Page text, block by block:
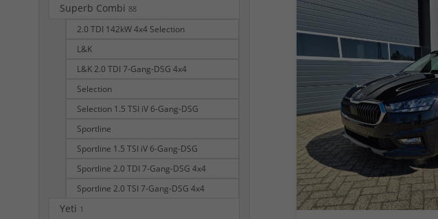
Superb Combi 88
2.0 TDI 142kW 4x4 Selection
L&K
L&K 2.0 TDI 7-Gang-DSG 4x4
Selection
Selection 1.5 TSI iV 6-Gang-DSG
Sportline
Sportline 1.5 TSI iV 6-Gang-DSG
Sportline 2.0 TDI 7-Gang-DSG 4x4
Sportline 2.0 TSI 7-Gang-DSG 4x4
Yeti 1